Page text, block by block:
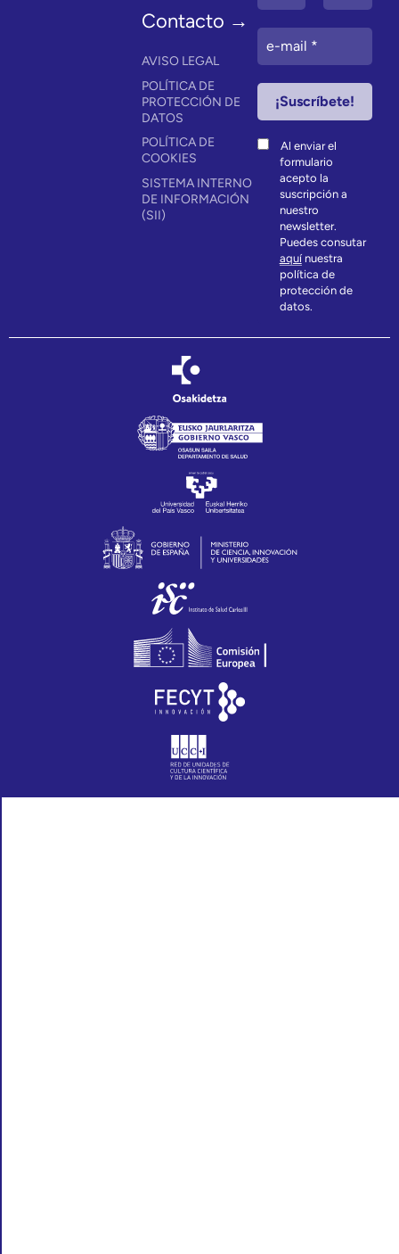
Contacto →
AVISO LEGAL
POLÍTICA DE
PROTECCIÓN DE
DATOS
POLÍTICA DE
COOKIES
SISTEMA INTERNO
DE INFORMACIÓN
(SII)
Al enviar el
formulario
acepto la
suscripción a
nuestro
newsletter.
Puedes consutar
aquínuestra
política de
protección de
datos.